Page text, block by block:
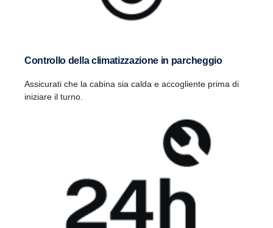
Controllo della climatizzazione in parcheggio
Assicurati che la cabina sia calda e accogliente prima di
iniziare il turno.